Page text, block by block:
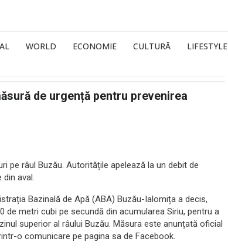
WORLD ECONOMIE CULTURĂ LIFESTYLE
de urgență pentru prevenirea
pe râul Buzău. Autoritățile apelează la un debit de
aval.
Bazinală de Apă (ABA) Buzău-Ialomița a decis,
metri cubi pe secundă din acumularea Siriu, pentru a
superior al râului Buzău. Măsura este anunțată oficial
o comunicare pe pagina sa de Facebook.